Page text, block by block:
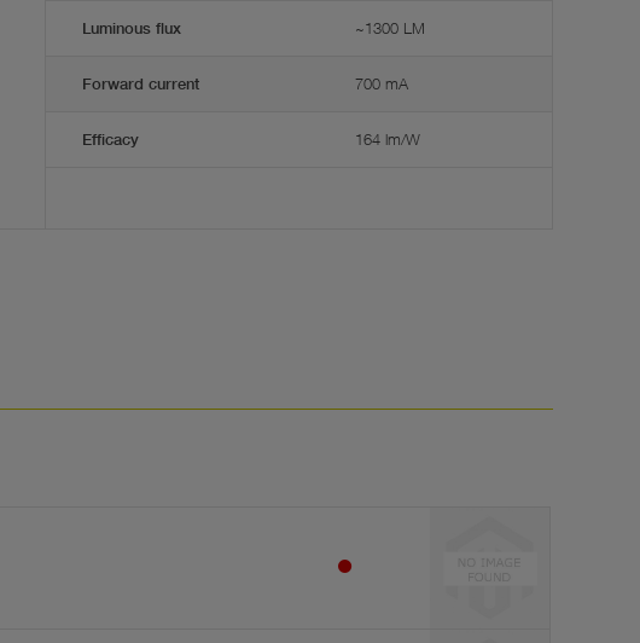
Luminous flux ~1300 LM
Forward current 700 mA
Efficacy 164 lm/W